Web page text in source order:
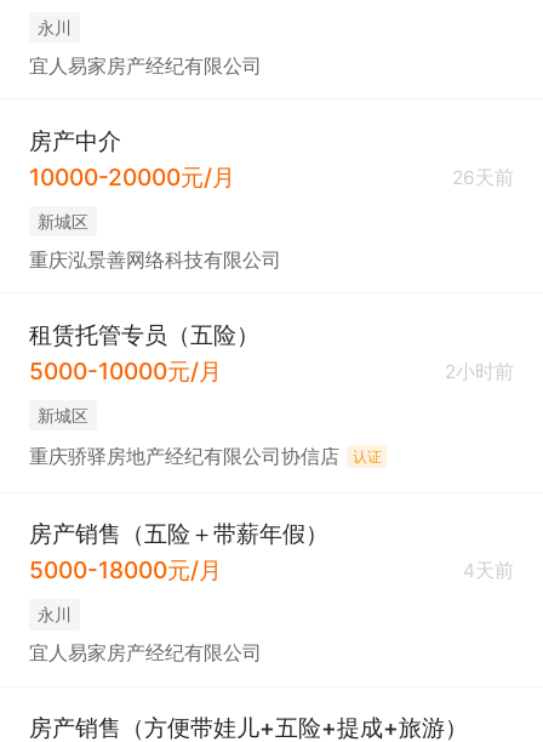
还有分红及激励。
2. 提供带薪培训，并有师傅带教，助力新人快速上手
4. 福利完善，入职购买五险，还有多种员工福利及国
内外旅游机会。
永川
宜人易家房产经纪有限公司
房产中介
10000-20000元/月
26天前
新城区
重庆泓景善网络科技有限公司
租赁托管专员（五险）
5000-10000元/月
2小时前
新城区
重庆骄驿房地产经纪有限公司协信店 认证
房产销售（五险＋带薪年假）
5000-18000元/月
4天前
永川
宜人易家房产经纪有限公司
房产销售（方便带娃儿+五险+提成+旅游）